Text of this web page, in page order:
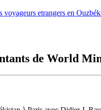
voyageurs etrangers en
de World